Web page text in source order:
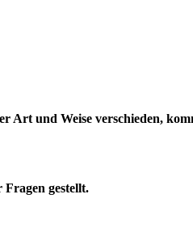
Art und Weise verschieden,
gestellt.